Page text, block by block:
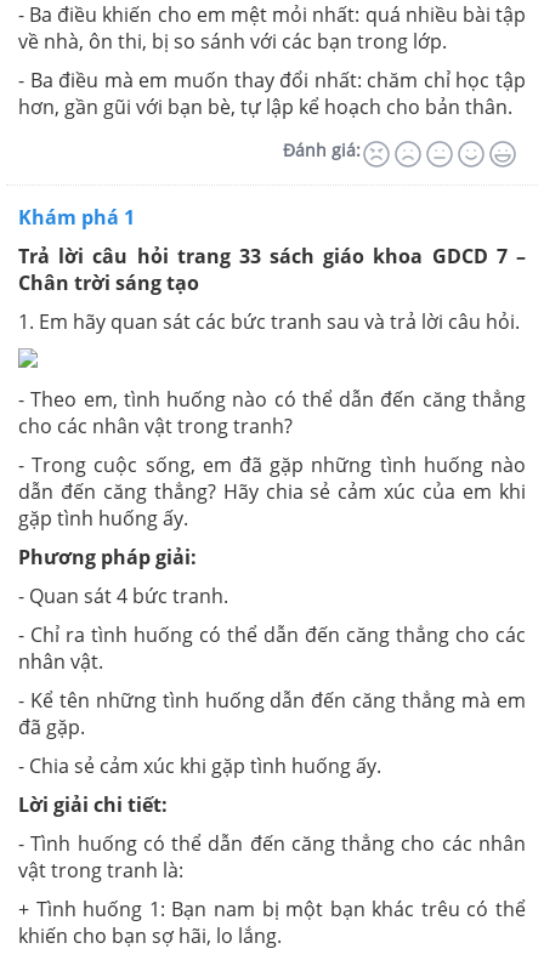
- Ba điều khiến cho em mệt mỏi nhất: quá nhiều bài tập
về nhà, ôn thi, bị so sánh với các bạn trong lớp.
- Ba điều mà em muốn thay đổi nhất: chăm chỉ học tập
hơn, gần gũi với bạn bè, tự lập kể hoạch cho bản thân.
Đánh giá:
Khám phá 1
Trả lời câu hỏi trang 33 sách giáo khoa GDCD 7 –
Chân trời sáng tạo
1. Em hãy quan sát các bức tranh sau và trả lời câu hỏi.
- Theo em, tình huống nào có thể dẫn đến căng thẳng
cho các nhân vật trong tranh?
- Trong cuộc sống, em đã gặp những tình huống nào
dẫn đến căng thẳng? Hãy chia sẻ cảm xúc của em khi
gặp tình huống ấy.
Phương pháp giải:
- Quan sát 4 bức tranh.
- Chỉ ra tình huống có thể dẫn đến căng thẳng cho các
nhân vật.
- Kể tên những tình huống dẫn đến căng thẳng mà em
đã gặp.
- Chia sẻ cảm xúc khi gặp tình huống ấy.
Lời giải chi tiết:
- Tình huống có thể dẫn đến căng thẳng cho các nhân
vật trong tranh là:
+ Tình huống 1: Bạn nam bị một bạn khác trêu có thể
khiến cho bạn sợ hãi, lo lắng.